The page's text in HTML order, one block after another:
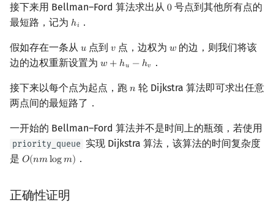
接下来用 Bellman–Ford 算法求出从 0
0 号点到其他所有点的
最短路，记为 ℎ𝑖
hi ．
假如存在一条从 𝑢
u 点到𝑣
v点，边权为 𝑤
w 的边，则我们将该
边的边权重新设置为 𝑤 + ℎ𝑢 − ℎ𝑣
w +h u−hv ．
接下来以每个点为起点，跑 𝑛
n 轮 Dijkstra 算法即可求出任意
两点间的最短路了．
一开始的 Bellman–Ford 算法并不是时间上的瓶颈，若使用
priority_queue 实现 Dijkstra 算法，该算法的时间复杂度
是 𝑂(𝑛𝑚log𝑚)
O(nmlogm) ．
正确性证明